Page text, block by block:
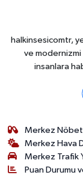
halkinsesicomtr,
ve modernizmi
insanlara
Merkez
Merkez Hava
Merkez Trafik
Puan Durumu